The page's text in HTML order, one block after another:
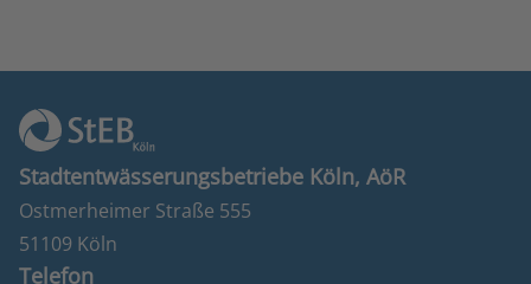
Stadtentwässerungsbetriebe Köln, AöR
Ostmerheimer Straße 555
51109 Köln
Telefon